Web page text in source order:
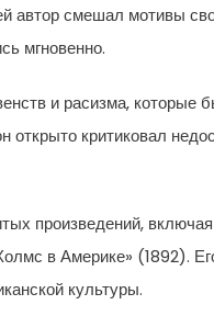
автор смешал мотивы
мгновенно.
и расизма, которые
открыто критиковал
произведений, включая
в Америке» (1892).
культуры.